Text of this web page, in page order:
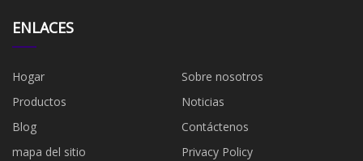
ENLACES
Hogar
Sobre nosotros
Productos
Noticias
Blog
Contáctenos
mapa del sitio
Privacy Policy